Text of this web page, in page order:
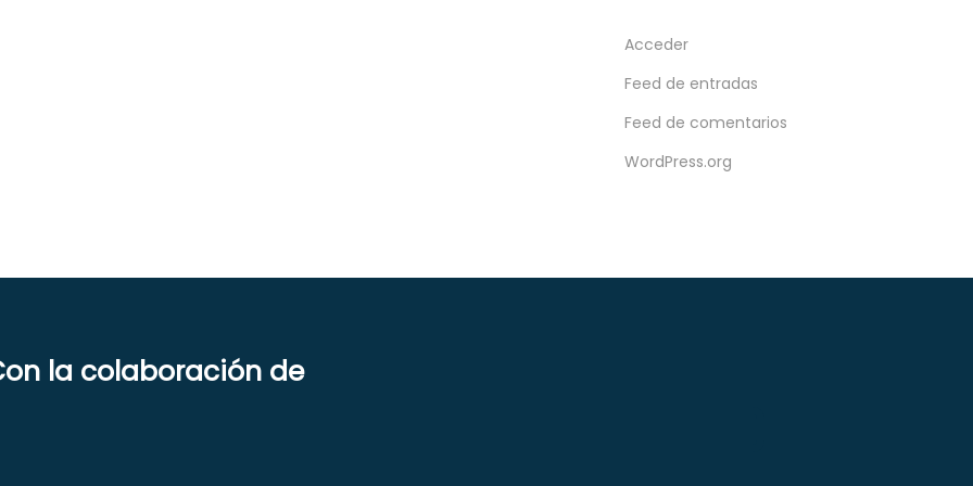
Acceder
Feed de entradas
Feed de comentarios
WordPress.org
la colaboración de